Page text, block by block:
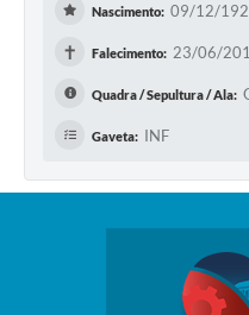
Nascimento: 09/12/
✝ Falecimento: 23/06/
Quadra / Sepultura / Ala:
Gaveta: INF